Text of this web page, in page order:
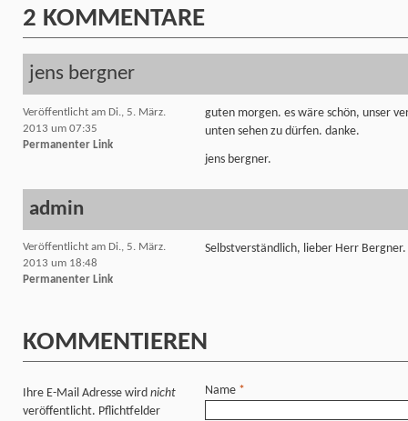
2 KOMMENTARE
jens bergner
Veröffentlicht am Di., 5. März.
2013 um 07:35
Permanenter Link
guten morgen. es wäre schön, unser
unten sehen zu dürfen. danke.
jens bergner.
admin
Veröffentlicht am Di., 5. März.
2013 um 18:48
Permanenter Link
Selbstverständlich, lieber Herr Bergner.
KOMMENTIEREN
Ihre E-Mail Adresse wird nicht
veröffentlicht. Pflichtfelder
Name *